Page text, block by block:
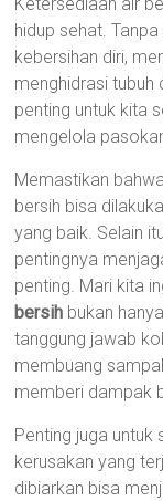
hidup sehat.
kebersihan diri,
menghidrasi tubuh
penting untuk kita
mengelola
Memastikan
bersih bisa
yang baik. Selain
pentingnya
penting. Mari kita
bersih bukan
tanggung jawab
membuang
memberi dampak
Penting juga
kerusakan yang
dibiarkan bisa